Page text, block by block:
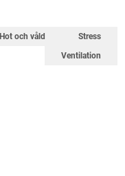
Hot och våld
Stress
Ventilation